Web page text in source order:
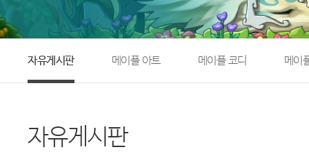
자유게시판 메이플 아트 메이플 코디 메이
자유게시판